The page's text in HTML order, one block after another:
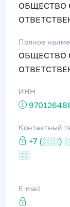
ОБЩЕСТВО
Полное
ОБЩЕСТВО
ИНН
Контактный
+7 (░░░)
░░
E-mail